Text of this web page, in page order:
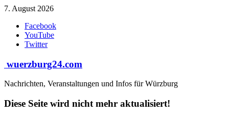
Zum
springen
7. August 2026
Facebook
YouTube
Twitter
wuerzburg24.com
Nachrichten, Veranstaltungen und Infos für Würzburg
Diese Seite wird nicht mehr aktualisiert!